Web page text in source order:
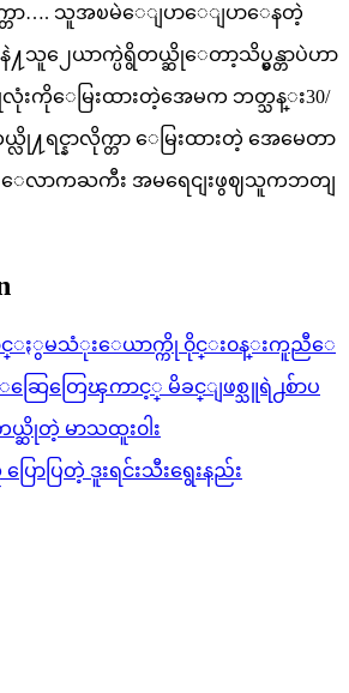
က္တာ…. သူအၿမဲေျပာေျပာေနတဲ့
သူ၂ေယာက္ပဲရွိတယ္ဆိုေတာ့သိပ္မွန္တာပဲဟာ
းကိုေမြးထားတဲ့အေမက ဘတ္သန္း30/
လို႔ရင္နာလိုက္တာ ေမြးထားတဲ့ အေမေတာ
ေလာကႀကီး အမရေငျးဖွဈသူကဘတျ
ာင္ႏွမသံုးေယာက္ကို ၀ိုင္း၀န္းကူညီေ
ြေတြေၾကာင့္ မိခင္ျဖစ္သူရဲ႕စ်ာပ
ဆိုတဲ့ မာသထူး၀ါး
ြောပြတဲ့ ဒူးရင်းသီးရွေးနည်း